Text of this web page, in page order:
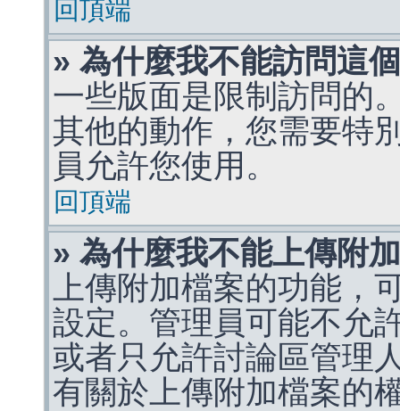
回頂端
» 為什麼我不能訪問這
一些版面是限制訪問的
其他的動作，您需要特
員允許您使用。
回頂端
» 為什麼我不能上傳附
上傳附加檔案的功能，
設定。管理員可能不允
或者只允許討論區管理
有關於上傳附加檔案的